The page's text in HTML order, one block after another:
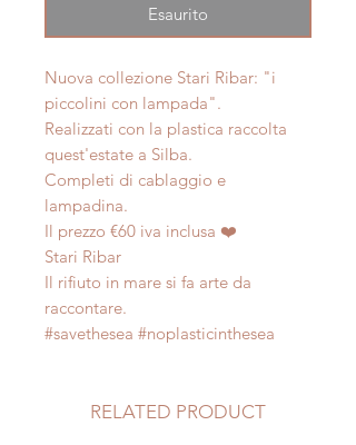
Esaurito
Nuova collezione Stari Ribar: "i
piccolini con lampada".
Realizzati con la plastica raccolta
quest'estate a Silba.
Completi di cablaggio e
lampadina.
Il prezzo €60 iva inclusa ❤️
Stari Ribar
Il rifiuto in mare si fa arte da
raccontare.
#savethesea #noplasticinthesea
RELATED PRODUCT